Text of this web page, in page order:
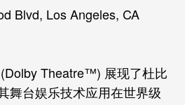
Blvd, Los Angeles, CA
Theatre™) 展现了杜比
舞台娱乐技术应用在世界级